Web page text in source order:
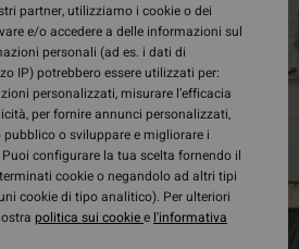
partner, utilizziamo i cookie o dei
e/o accedere a delle informazioni sul
personali (ad es. i dati di
IP) potrebbero essere utilizzati per:
personalizzati, misurare l’efficacia
per fornire annunci personalizzati,
o sviluppare e migliorare i
configurare la tua scelta fornendo il
cookie o negandolo ad altri tipi
cookie di tipo analitico). Per ulteriori
politica sui cookiee l'informativa